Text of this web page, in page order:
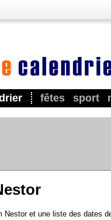
fêtes sport
Nestor et une liste des dates